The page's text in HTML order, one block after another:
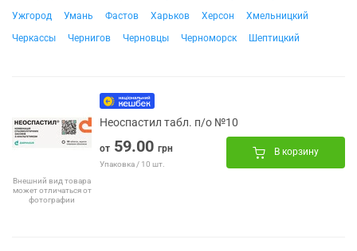
Ужгород
Умань Фастов Харьков Херсон
Хмельницкий
Черкассы
Чернигов Черновцы Черноморск Шептицкий
Внешний вид товара
может отличаться от
фотографии
Неоспастил табл. п/о №10
от 59.00 грн
Упаковка / 10 шт.
В корзину